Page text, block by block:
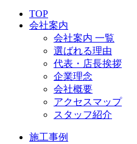
TOP
会社案内
会社案内 一覧
選ばれる理由
代表・店長挨拶
企業理念
会社概要
アクセスマップ
スタッフ紹介
施工事例